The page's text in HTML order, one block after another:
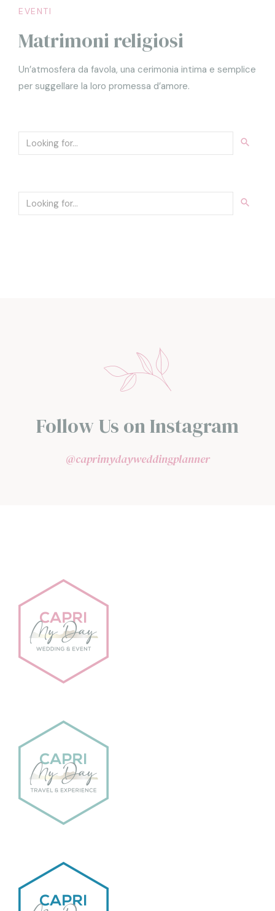
EVENTI
Matrimoni religiosi
Un’atmosfera da favola, una cerimonia intima e semplice
per suggellare la loro promessa d’amore.
Follow Us on Instagram
@caprimydayweddingplanner